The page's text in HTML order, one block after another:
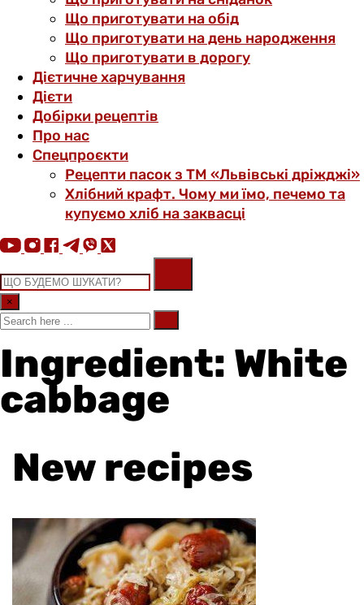
Що приготувати на обід
Що приготувати на день народження
Що приготувати в дорогу
Дієтичне харчування
Дієти
Добірки рецептів
Про нас
Спецпроєкти
Рецепти пасок з ТМ «Львівські дріжджі»
Хлібний крафт. Чому ми їмо, печемо та
купуємо хліб на заквасці
×
Ingredient: White
cabbage
New recipes